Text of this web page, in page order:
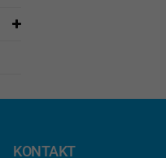
KONTAKT